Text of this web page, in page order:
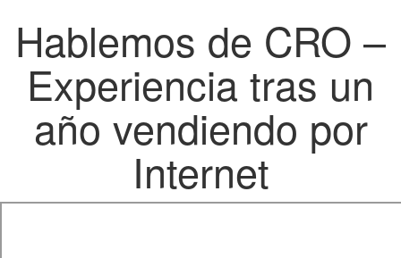
Hablemos de CRO –
Experiencia tras un
año vendiendo por
Internet